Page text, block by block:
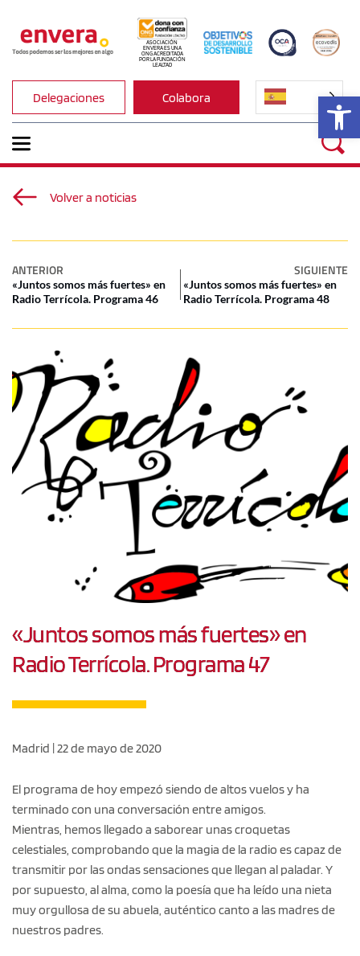
ASOCIACIÓN
ENVERA ES UNA
ONG ACREDITADA
POR LA FUNDACIÓN
LEALTAD
Delegaciones Colabora
Volver a noticias
ANTERIOR SIGUIENTE
«Juntos somos más fuertes» en
Radio Terrícola. Programa 46
«Juntos somos más fuertes» en
Radio Terrícola. Programa 48
«Juntos somos más fuertes» en
Radio Terrícola. Programa 47
Madrid | 22 de mayo de 2020
El programa de hoy empezó siendo de altos vuelos y ha
terminado con una conversación entre amigos.
Mientras, hemos llegado a saborear unas croquetas
celestiales, comprobando que la magia de la radio es capaz de
transmitir por las ondas sensaciones que llegan al paladar. Y
por supuesto, al alma, como la poesía que ha leído una nieta
muy orgullosa de su abuela, auténtico canto a las madres de
nuestros padres.